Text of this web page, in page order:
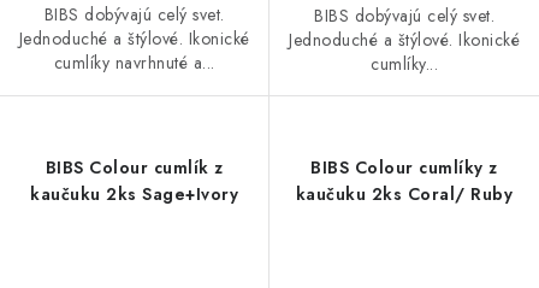
BIBS dobývajú celý svet.
Jednoduché a štýlové. Ikonické
cumlíky navrhnuté a...
BIBS dobývajú celý svet.
Jednoduché a štýlové. Ikonické
cumlíky...
BIBS Colour cumlík z
kaučuku 2ks Sage+Ivory
BIBS Colour cumlíky z
kaučuku 2ks Coral/ Ruby